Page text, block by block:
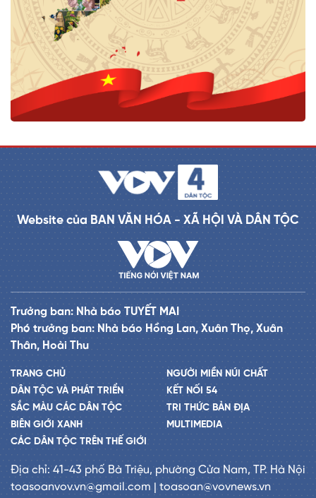
Website của BAN VĂN HÓA - XÃ HỘI VÀ DÂN TỘC
Trưởng ban: Nhà báo TUYẾT MAI
Phó trưởng ban: Nhà báo Hồng Lan, Xuân Thọ, Xuân
Thân, Hoài Thu
TRANG CHỦ
DÂN TỘC VÀ PHÁT TRIỂN
SẮC MÀU CÁC DÂN TỘC
BIÊN GIỚI XANH
CÁC DÂN TỘC TRÊN THẾ GIỚI
NGƯỜI MIỀN NÚI CHẤT
KẾT NỐI 54
TRI THỨC BẢN ĐỊA
MULTIMEDIA
Địa chỉ: 41-43 phố Bà Triệu, phường Cửa Nam, TP. Hà Nội
toasoanvov.vn@gmail.com | toasoan@vovnews.vn